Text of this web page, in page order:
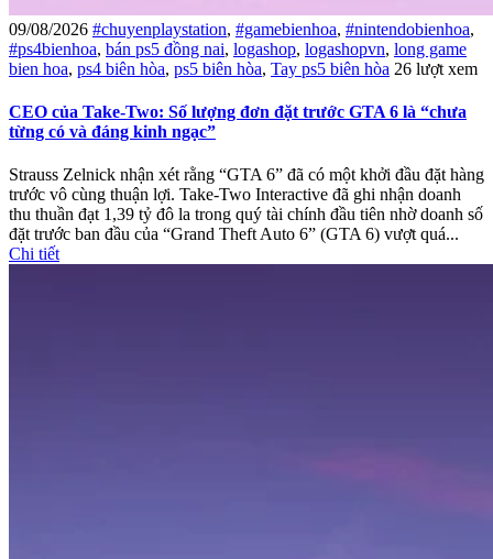
09/08/2026 #chuyenplaystation, #gamebienhoa, #nintendobienhoa,
#ps4bienhoa, bán ps5 đồng nai, logashop, logashopvn, long game
bien hoa, ps4 biên hòa, ps5 biên hòa, Tay ps5 biên hòa 26 lượt xem
CEO của Take-Two: Số lượng đơn đặt trước GTA 6 là “chưa
từng có và đáng kinh ngạc”
Strauss Zelnick nhận xét rằng “GTA 6” đã có một khởi đầu đặt hàng
trước vô cùng thuận lợi. Take-Two Interactive đã ghi nhận doanh
thu thuần đạt 1,39 tỷ đô la trong quý tài chính đầu tiên nhờ doanh số
đặt trước ban đầu của “Grand Theft Auto 6” (GTA 6) vượt quá...
Chi tiết